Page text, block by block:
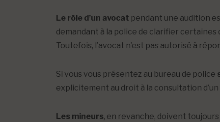
Le rôle d’un avocat pendant une audition
demandant à la police de clarifier
Toutefois, l’avocat n’est pas autorisé à
Si vous vous présentez au bureau de police
explicitement au droit à la consultation
Les mineurs, en revanche, doivent